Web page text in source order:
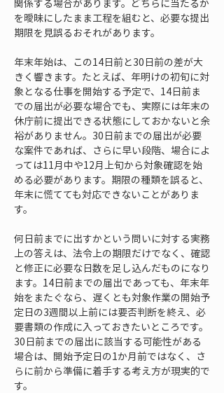
関係する場合があります。どちらに当たるか
を曖昧にしたまま工程を組むと、必要な提出
期限を見誤るおそれがあります。
年末年始は、この14日前と30日前の差が大
きく響きます。たとえば、年明けの初旬に対
象となる仕事を開始する予定で、14日前ま
での届出が必要な場合でも、実際には年末の
休庁前に提出できる状態にしておかないと余
裕がありません。30日前までの届出が必要
な案件であれば、さらに早い段階、場合によ
っては11月中や12月上旬から対象確認を始
める必要があります。期限の種類を誤ると、
年末に慌てても対応できないことがありま
す。
何日前までに出すかという問いに対する実務
上の答えは、法令上の期限だけでなく、確認
と修正に必要な日数を足し込んだものになり
ます。14日前までの届出であっても、年末年
始をまたぐなら、遅くとも対象作業の開始予
定日の3週間以上前には要否判断を終え、必
要書類の作成に入っておきたいところです。
30日前までの届出に該当する可能性がある
場合は、開始予定日の1か月前ではなく、さ
らに前から準備に着手する考え方が現実的で
す。